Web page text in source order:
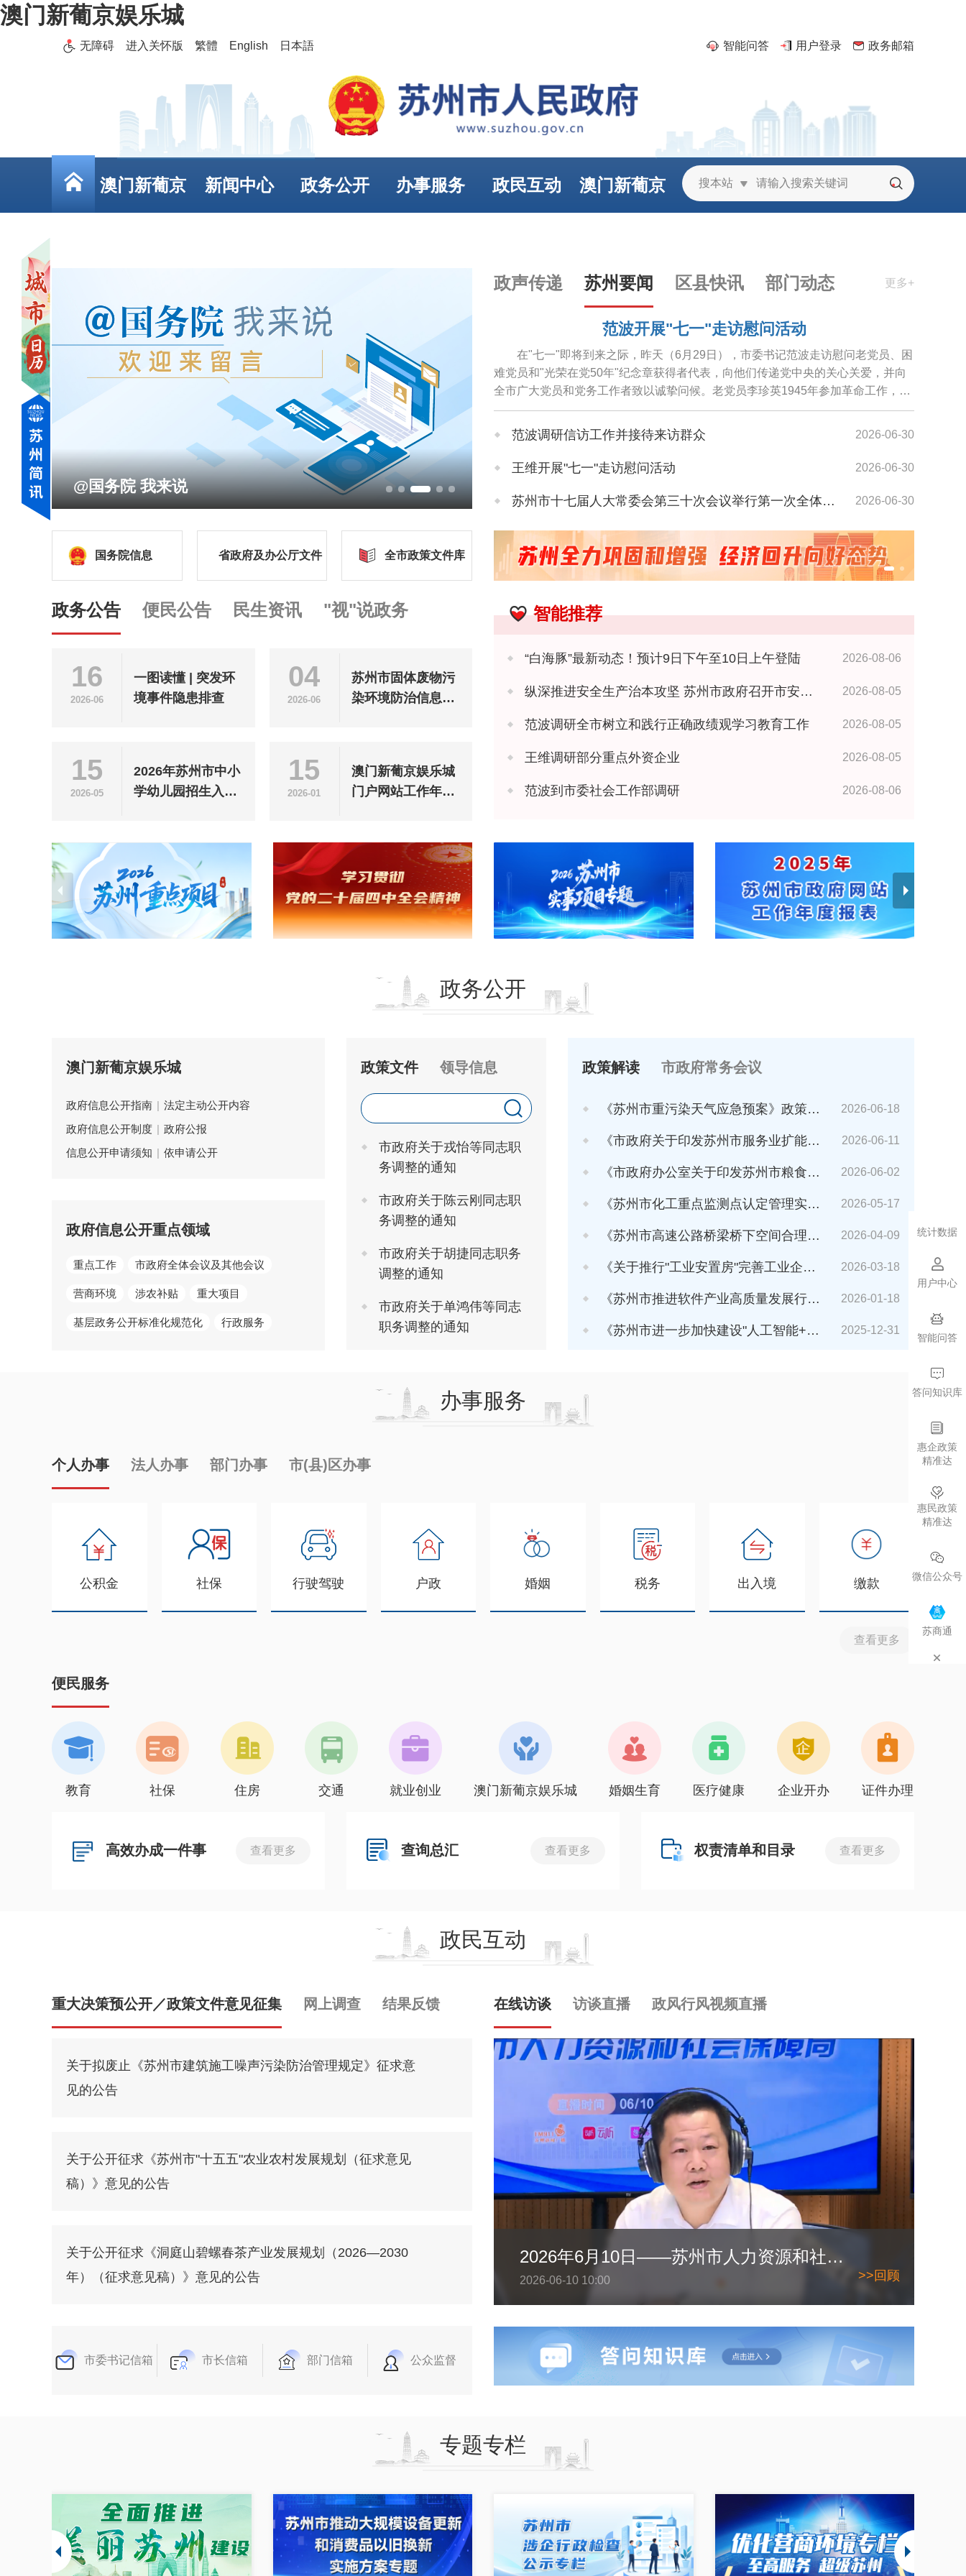
澳门新葡京娱乐城
无障碍 进入关怀版 繁體 English 日本語 智能问答 用户登录 政务邮箱
搜本站
澳门新葡京 新闻中心 政务公开 办事服务 政民互动 澳门新葡京
@国务院 我来说
政声传递 苏州要闻 区县快讯 部门动态 更多+
范波开展"七一"走访慰问活动
在"七一"即将到来之际，昨天（6月29日），市委书记范波走访慰问老党员、困
难党员和"光荣在党50年"纪念章获得者代表，向他们传递党中央的关心关爱，并向
全市广大党员和党务工作者致以诚挚问候。老党员李珍英1945年参加革命工作，期
颐之年仍关心苏州各项事业...
范波调研信访工作并接待来访群众 2026-06-30
王维开展"七一"走访慰问活动 2026-06-30
苏州市十七届人大常委会第三十次会议举行第一次全体会议 2026-06-30
苏州市人大常委会领导开展"七一"走访慰问 2026-06-30
苏州市政协领导率队开展"七一"走访慰问 2026-06-30
国务院信息 省政府及办公厅文件 全市政策文件库
政务公告 便民公告 民生资讯 "视"说政务
16
2026-06
一图读懂 | 突发环
境事件隐患排查
04
2026-06
苏州市固体废物污
染环境防治信息公
15
2026-05
2026年苏州市中小
学幼儿园招生入学
15
2026-01
澳门新葡京娱乐城
门户网站工作年度
智能推荐
“白海豚”最新动态！预计9日下午至10日上午登陆 2026-08-06
纵深推进安全生产治本攻坚 苏州市政府召开市安委会全体成员（扩大）会议 王维讲话 2026-08-05
范波调研全市树立和践行正确政绩观学习教育工作 2026-08-05
王维调研部分重点外资企业 2026-08-05
范波到市委社会工作部调研 2026-08-06
政务公开
澳门新葡京娱乐城
政府信息公开指南 | 法定主动公开内容
政府信息公开制度 | 政府公报
信息公开申请须知 | 依申请公开
政府信息公开重点领域
重点工作 市政府全体会议及其他会议
营商环境 涉农补贴 重大项目
基层政务公开标准化规范化 行政服务
政策文件 领导信息
市政府关于戎怡等同志职
务调整的通知
市政府关于陈云刚同志职
务调整的通知
市政府关于胡捷同志职务
调整的通知
市政府关于单鸿伟等同志
职务调整的通知
政策解读 市政府常务会议
《苏州市重污染天气应急预案》政策解读 2026-06-18
《市政府关于印发苏州市服务业扩能提质行动方案(2026～2030年)的通知》解读 2026-06-11
《市政府办公室关于印发苏州市粮食应急预案的通知》解读 2026-06-02
《苏州市化工重点监测点认定管理实施细则》解读 2026-05-17
《苏州市高速公路桥梁桥下空间合理利用管理办法》解读 2026-04-09
《关于推行"工业安置房"完善工业企业搬迁安置的指导意见（试行）》解读 2026-03-18
《苏州市推进软件产业高质量发展行动计划（2026-2027年）》解读 2026-01-18
《苏州市进一步加快建设"人工智能+"城市的若干措施（2026年版）》解读 2025-12-31
办事服务
个人办事 法人办事 部门办事 市(县)区办事
公积金 社保 行驶驾驶 户政 婚姻 税务 出入境 缴款
查看更多
便民服务
教育 社保 住房 交通 就业创业 澳门新葡京娱乐城 婚姻生育 医疗健康 企业开办 证件办理
高效办成一件事 查看更多 查询总汇 查看更多 权责清单和目录 查看更多
政民互动
重大决策预公开／政策文件意见征集 网上调查 结果反馈
关于拟废止《苏州市建筑施工噪声污染防治管理规定》征求意
见的公告
关于公开征求《苏州市"十五五"农业农村发展规划（征求意见
稿）》意见的公告
关于公开征求《洞庭山碧螺春茶产业发展规划（2026—2030
年）（征求意见稿）》意见的公告
市委书记信箱 市长信箱 部门信箱 公众监督
在线访谈 访谈直播 政风行风视频直播
2026年6月10日——苏州市人力资源和社会保障局
2026-06-10 10:00 >>回顾
专题专栏
统计数据
用户中心
智能问答
答问知识库
惠企政策
精准达
惠民政策
精准达
微信公众号
苏商通